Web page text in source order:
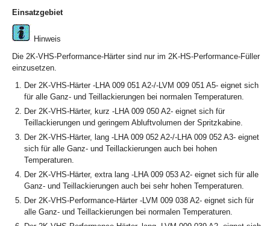
Einsatzgebiet
Hinweis
Die 2K-VHS-Performance-Härter sind nur im 2K-HS-Performance-Füller
einzusetzen.
Der 2K-VHS-Härter -LHA 009 051 A2-/-LVM 009 051 A5- eignet sich
für alle Ganz- und Teillackierungen bei normalen Temperaturen.
Der 2K-VHS-Härter, kurz -LHA 009 050 A2- eignet sich für
Teillackierungen und geringem Abluftvolumen der Spritzkabine.
Der 2K-VHS-Härter, lang -LHA 009 052 A2-/-LHA 009 052 A3- eignet
sich für alle Ganz- und Teillackierungen auch bei hohen
Temperaturen.
Der 2K-VHS-Härter, extra lang -LHA 009 053 A2- eignet sich für alle
Ganz- und Teillackierungen auch bei sehr hohen Temperaturen.
Der 2K-VHS-Performance-Härter -LVM 009 038 A2- eignet sich für
alle Ganz- und Teillackierungen bei normalen Temperaturen.